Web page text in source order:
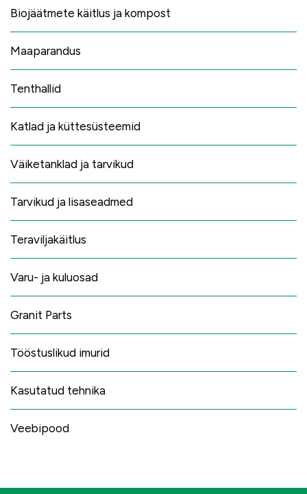
Biojäätmete käitlus ja kompost
Maaparandus
Tenthallid
Katlad ja küttesüsteemid
Väiketanklad ja tarvikud
Tarvikud ja lisaseadmed
Teraviljakäitlus
Varu- ja kuluosad
Granit Parts
Tööstuslikud imurid
Kasutatud tehnika
Veebipood